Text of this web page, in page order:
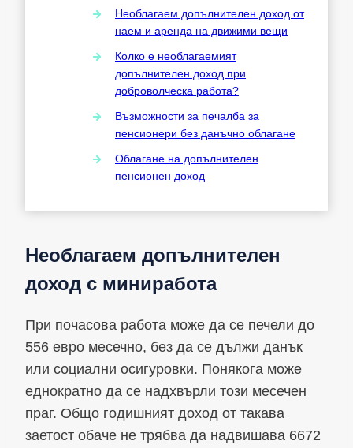
Необлагаем допълнителен доход от
наем и аренда на движими вещи
Колко е необлагаемият
допълнителен доход при
доброволческа работа?
Възможности за печалба за
пенсионери без данъчно облагане
Облагане на допълнителен
пенсионен доход
Необлагаем допълнителен
доход с миниработа
При почасова работа може да се печели до
556 евро месечно, без да се дължи данък
или социални осигуровки. Понякога може
еднократно да се надхвърли този месечен
праг. Общо годишният доход от такава
заетост обаче не трябва да надвишава 6672